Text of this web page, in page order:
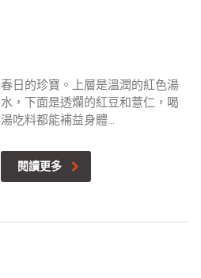
春日的珍寶。上層是溫潤的紅色湯
水，下面是透爛的紅豆和薏仁，喝
湯吃料都能補益身體...
閱讀更多